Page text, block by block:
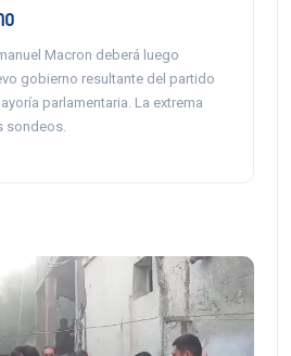
Macron deberá luego
gobierno resultante del partido
parlamentaria. La extrema
sondeos.